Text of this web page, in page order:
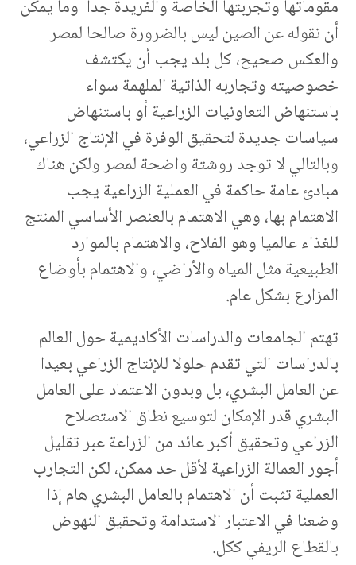
مقوماتها وتجربتها الخاصة والفريدة جدا وما يمكن
أن نقوله عن الصين ليس بالضرورة صالحا لمصر
والعكس صحيح، كل بلد يجب أن يكتشف
خصوصيته وتجاربه الذاتية الملهمة سواء
باستنهاض التعاونيات الزراعية أو باستنهاض
سياسات جديدة لتحقيق الوفرة في الإنتاج الزراعي،
وبالتالي لا توجد روشتة واضحة لمصر ولكن هناك
مبادئ عامة حاكمة في العملية الزراعية يجب
الاهتمام بها، وهي الاهتمام بالعنصر الأساسي المنتج
للغذاء عالميا وهو الفلاح، والاهتمام بالموارد
الطبيعية مثل المياه والأراضي، والاهتمام بأوضاع
المزارع بشكل عام.
تهتم الجامعات والدراسات الأكاديمية حول العالم
بالدراسات التي تقدم حلولا للإنتاج الزراعي بعيدا
عن العامل البشري، بل وبدون الاعتماد على العامل
البشري قدر الإمكان لتوسيع نطاق الاستصلاح
الزراعي وتحقيق أكبر عائد من الزراعة عبر تقليل
أجور العمالة الزراعية لأقل حد ممكن، لكن التجارب
العملية تثبت أن الاهتمام بالعامل البشري هام إذا
وضعنا في الاعتبار الاستدامة وتحقيق النهوض
بالقطاع الريفي ككل.